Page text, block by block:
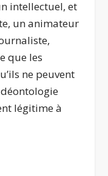
intellectuel, et
un animateur
que les
ne peuvent
légitime à